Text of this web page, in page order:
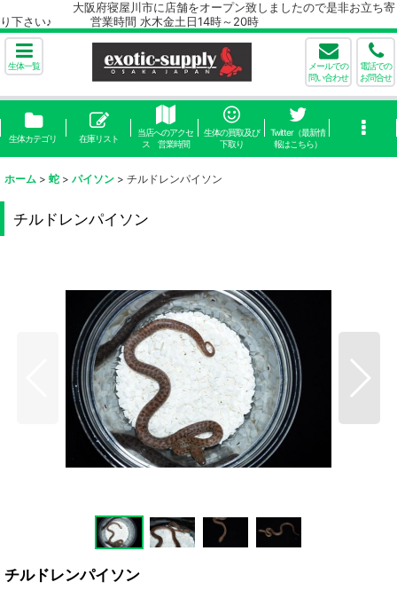
大阪府寝屋川市に店舗をオープン致しましたので是非お立ち寄
り下さい♪ 営業時間 水木金土日14時～20時
生体一覧
メールでの
問い合わせ
電話での
お問合せ
生体カテゴリ 在庫リスト
当店へのアクセ
ス 営業時間
生体の買取及び
下取り
Twitter（最新情
報はこちら）
ホーム > 蛇 > パイソン > チルドレンパイソン
チルドレンパイソン
チルドレンパイソン